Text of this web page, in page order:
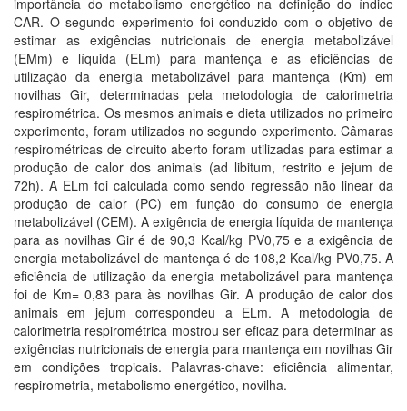
importância do metabolismo energético na definição do índice
CAR. O segundo experimento foi conduzido com o objetivo de
estimar as exigências nutricionais de energia metabolizável
(EMm) e líquida (ELm) para mantença e as eficiências de
utilização da energia metabolizável para mantença (Km) em
novilhas Gir, determinadas pela metodologia de calorimetria
respirométrica. Os mesmos animais e dieta utilizados no primeiro
experimento, foram utilizados no segundo experimento. Câmaras
respirométricas de circuito aberto foram utilizadas para estimar a
produção de calor dos animais (ad libitum, restrito e jejum de
72h). A ELm foi calculada como sendo regressão não linear da
produção de calor (PC) em função do consumo de energia
metabolizável (CEM). A exigência de energia líquida de mantença
para as novilhas Gir é de 90,3 Kcal/kg PV0,75 e a exigência de
energia metabolizável de mantença é de 108,2 Kcal/kg PV0,75. A
eficiência de utilização da energia metabolizável para mantença
foi de Km= 0,83 para às novilhas Gir. A produção de calor dos
animais em jejum correspondeu a ELm. A metodologia de
calorimetria respirométrica mostrou ser eficaz para determinar as
exigências nutricionais de energia para mantença em novilhas Gir
em condições tropicais. Palavras-chave: eficiência alimentar,
respirometria, metabolismo energético, novilha.